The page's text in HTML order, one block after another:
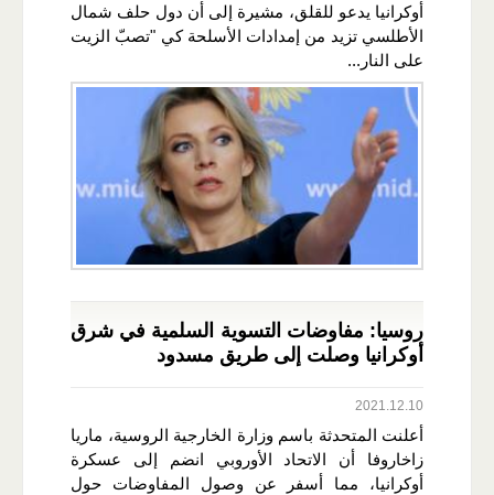
أوكرانيا يدعو للقلق، مشيرة إلى أن دول حلف شمال
الأطلسي تزيد من إمدادات الأسلحة كي "تصبّ الزيت
على النار...
روسيا: مفاوضات التسوية السلمية في شرق
أوكرانيا وصلت إلى طريق مسدود
2021.12.10
أعلنت المتحدثة باسم وزارة الخارجية الروسية، ماريا
زاخاروفا أن الاتحاد الأوروبي انضم إلى عسكرة
أوكرانيا، مما أسفر عن وصول المفاوضات حول